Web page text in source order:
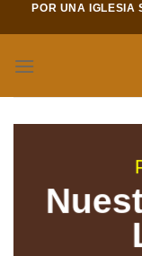
Saltar
al
POR UNA IGLESIA